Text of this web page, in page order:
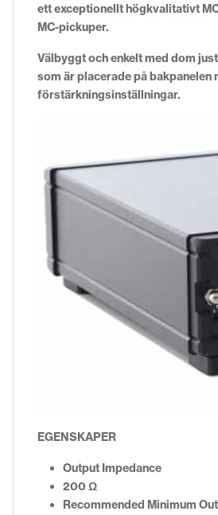
ett exceptionellt högkvalitativt
MC-pickuper.
Välbyggt och enkelt med dom
som är placerade på bakpanelen
förstärkningsinställningar.
EGENSKAPER
Output Impedance
200 Ω
Recommended Minimum